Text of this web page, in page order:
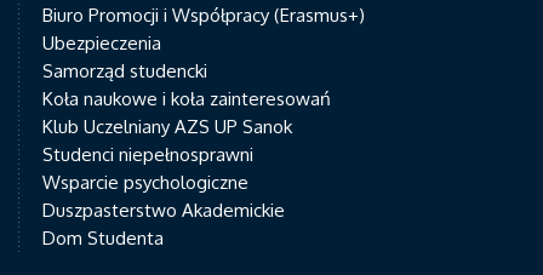
Biuro Promocji i Współpracy (Erasmus+)
Ubezpieczenia
Samorząd studencki
Koła naukowe i koła zainteresowań
Klub Uczelniany AZS UP Sanok
Studenci niepełnosprawni
Wsparcie psychologiczne
Duszpasterstwo Akademickie
Dom Studenta